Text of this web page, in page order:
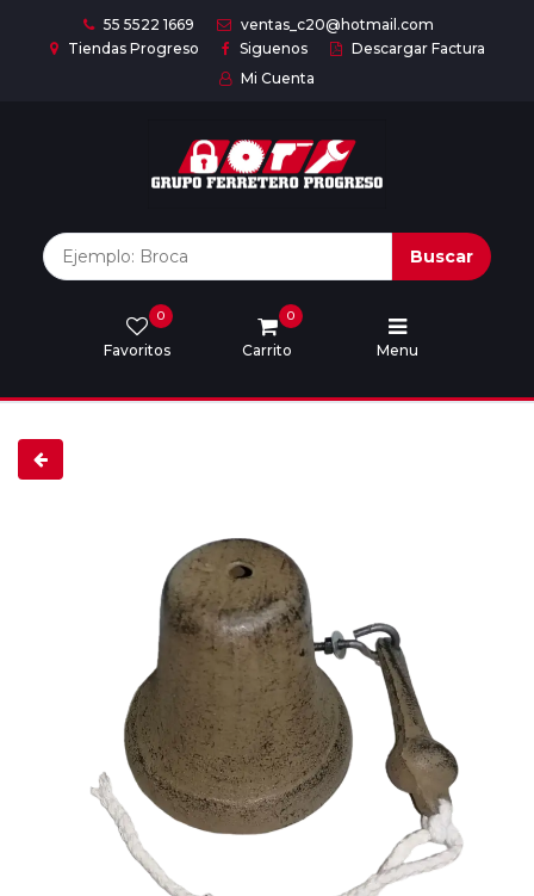
55 5522 1669
ventas_c20@hotmail.com
Tiendas Progreso
Siguenos
Descargar Factura
Mi Cuenta
Buscar
Favoritos
0
Carrito
0
Menu
Marcas
Descargar